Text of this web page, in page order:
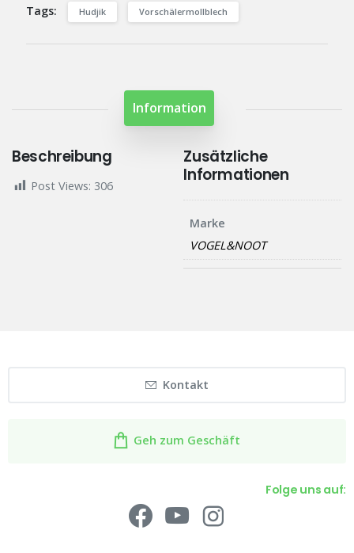
Tags: Hudjik Vorschälermollblech
Information
Beschreibung
Post Views: 306
Zusätzliche
Informationen
Marke
VOGEL&NOOT
Kontakt
Geh zum Geschäft
Folge uns auf: